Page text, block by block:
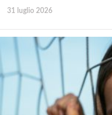
31 luglio 2026